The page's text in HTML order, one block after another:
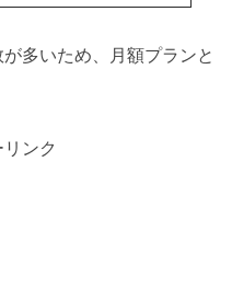
多いため、月額プランと
ンク